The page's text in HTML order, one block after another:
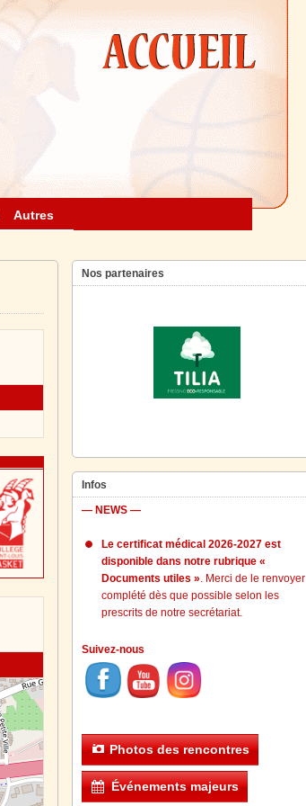
Autres
Nos partenaires
Infos
— NEWS —
Le certificat médical 2026-2027 est
disponible dans notre rubrique «
Documents utiles ». Merci de le renvoyer
complété dès que possible selon les
prescrits de notre secrétariat.
Suivez-nous
Photos des rencontres
Événements majeurs